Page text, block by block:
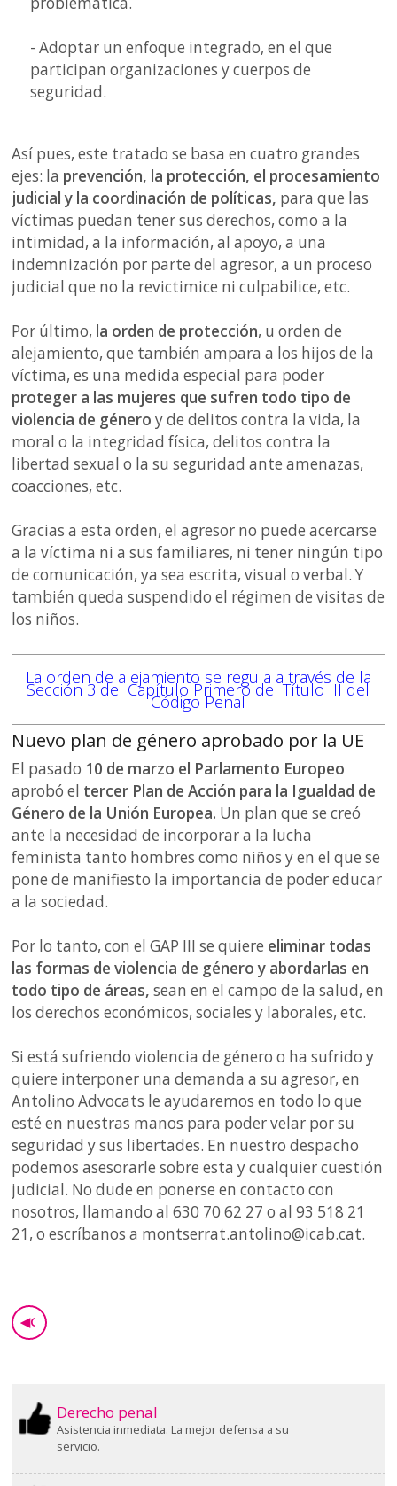
- Adoptar un enfoque integrado, en el que
participan organizaciones y cuerpos de
seguridad.
Así pues, este tratado se basa en cuatro grandes
ejes: la prevención, la protección, el procesamiento
judicial y la coordinación de políticas, para que las
víctimas puedan tener sus derechos, como a la
intimidad, a la información, al apoyo, a una
indemnización por parte del agresor, a un proceso
judicial que no la revictimice ni culpabilice, etc.
Por último, la orden de protección, u orden de
alejamiento, que también ampara a los hijos de la
víctima, es una medida especial para poder
proteger a las mujeres que sufren todo tipo de
violencia de género y de delitos contra la vida, la
moral o la integridad física, delitos contra la
libertad sexual o la su seguridad ante amenazas,
coacciones, etc.
Gracias a esta orden, el agresor no puede acercarse
a la víctima ni a sus familiares, ni tener ningún tipo
de comunicación, ya sea escrita, visual o verbal. Y
también queda suspendido el régimen de visitas de
los niños.
La orden de alejamiento se regula a través de la
Sección 3 del Capítulo Primero del Título III del
Código Penal
Nuevo plan de género aprobado por la UE
El pasado 10 de marzo el Parlamento Europeo
aprobó el tercer Plan de Acción para la Igualdad de
Género de la Unión Europea. Un plan que se creó
ante la necesidad de incorporar a la lucha
feminista tanto hombres como niños y en el que se
pone de manifiesto la importancia de poder educar
a la sociedad.
Por lo tanto, con el GAP III se quiere eliminar todas
las formas de violencia de género y abordarlas en
todo tipo de áreas, sean en el campo de la salud, en
los derechos económicos, sociales y laborales, etc.
Si está sufriendo violencia de género o ha sufrido y
quiere interponer una demanda a su agresor, en
Antolino Advocats le ayudaremos en todo lo que
esté en nuestras manos para poder velar por su
seguridad y sus libertades. En nuestro despacho
podemos asesorarle sobre esta y cualquier cuestión
judicial. No dude en ponerse en contacto con
nosotros, llamando al 630 70 62 27 o al 93 518 21
21, o escríbanos a montserrat.antolino@icab.cat.
◀GO BACK
Derecho penal
Asistencia inmediata. La mejor defensa a su
servicio.